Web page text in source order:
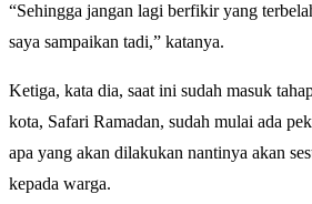
“Sehingga jangan lagi berfikir yang
saya sampaikan tadi,” katanya.
Ketiga, kata dia, saat ini sudah masuk
kota, Safari Ramadan, sudah mulai ada
apa yang akan dilakukan nantinya akan
kepada warga.